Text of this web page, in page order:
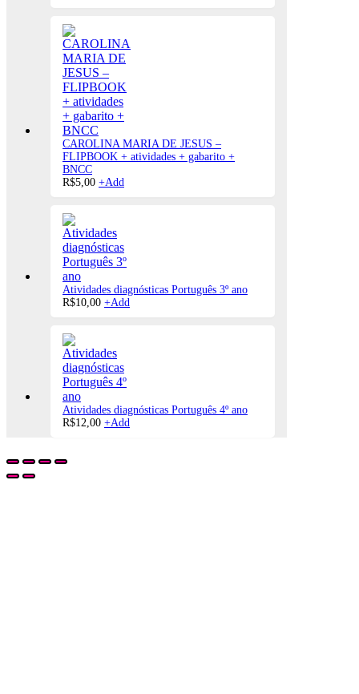
CAROLINA MARIA DE JESUS –
FLIPBOOK + atividades + gabarito +
BNCC
R$5,00 +Add
Atividades diagnósticas Português 3º ano
R$10,00 +Add
Atividades diagnósticas Português 4º ano
R$12,00 +Add